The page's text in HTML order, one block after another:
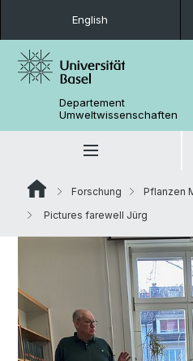
English
Departement
Umweltwissenschaften
Forschung
Pflanzen
Pictures farewell Jürg